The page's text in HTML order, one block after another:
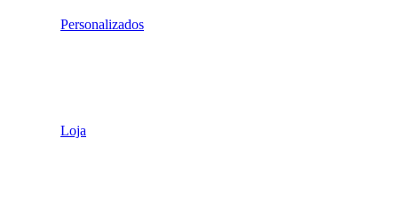
Personalizados
Loja